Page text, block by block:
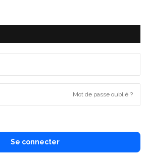
Mot de passe oublié ?
Se connecter